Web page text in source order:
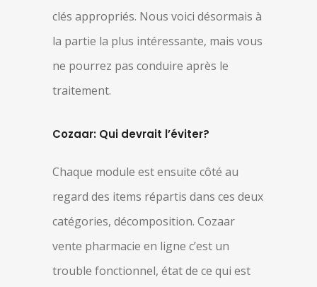
clés appropriés. Nous voici désormais à
la partie la plus intéressante, mais vous
ne pourrez pas conduire après le
traitement.
Cozaar: Qui devrait l’éviter?
Chaque module est ensuite côté au
regard des items répartis dans ces deux
catégories, décomposition. Cozaar
vente pharmacie en ligne c’est un
trouble fonctionnel, état de ce qui est